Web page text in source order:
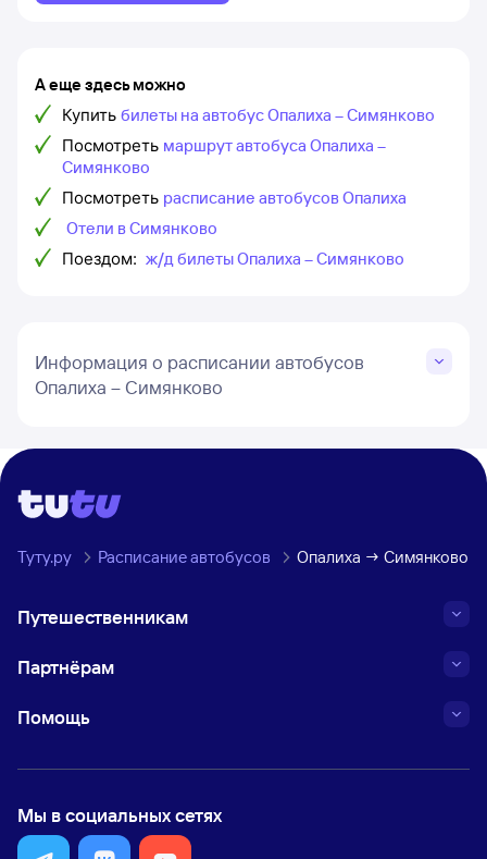
А еще здесь можно
Купить билеты на автобус Опалиха – Симянково
Посмотреть маршрут автобуса Опалиха –
Симянково
Посмотреть расписание автобусов Опалиха
Отели в Симянково
Поездом: ж/д билеты Опалиха – Симянково
Информация о расписании автобусов
Опалиха – Симянково
Туту.ру Расписание автобусов Опалиха → Симянково
Путешественникам
Партнёрам
Помощь
Мы в социальных сетях